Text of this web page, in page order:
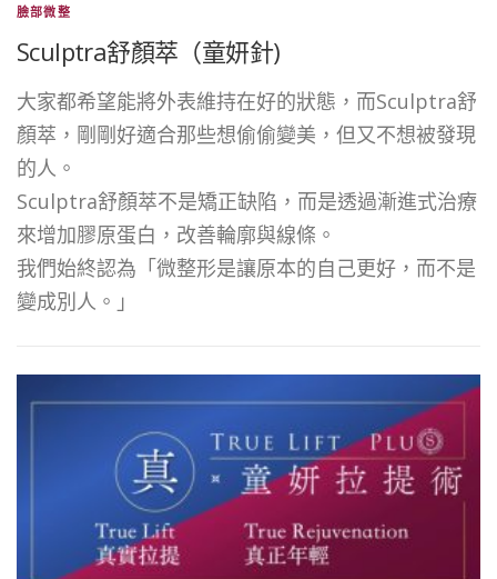
臉部微整
Sculptra舒顏萃（童妍針)
大家都希望能將外表維持在好的狀態，而Sculptra舒
顏萃，剛剛好適合那些想偷偷變美，但又不想被發現
的人。
Sculptra舒顏萃不是矯正缺陷，而是透過漸進式治療
來增加膠原蛋白，改善輪廓與線條。
我們始終認為「微整形是讓原本的自己更好，而不是
變成別人。」